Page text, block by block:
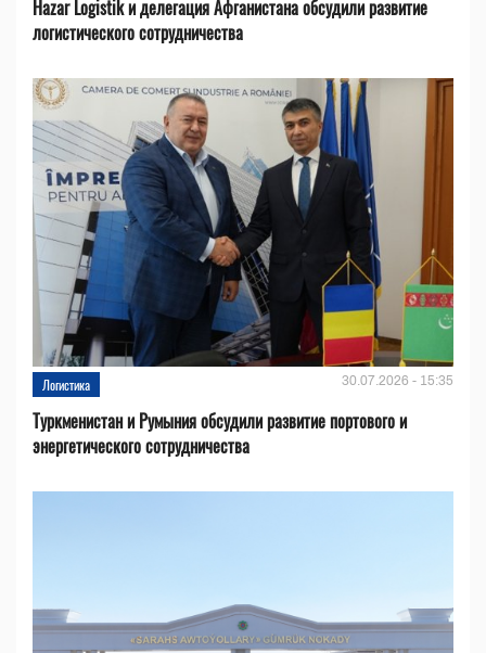
Hazar Logistik и делегация Афганистана обсудили развитие
логистического сотрудничества
Логистика 30.07.2026 - 15:35
Туркменистан и Румыния обсудили развитие портового и
энергетического сотрудничества